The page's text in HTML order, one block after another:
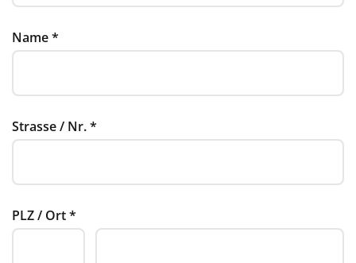
Name*
Strasse / Nr.*
PLZ / Ort*